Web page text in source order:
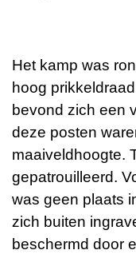
Het kamp was
hoog
bevond zich een
deze posten
maaiveldhoogte.
gepatrouilleerd.
was geen plaats
zich buiten
beschermd door